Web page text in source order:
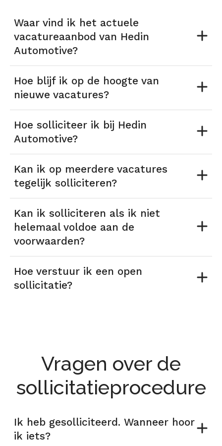
Waar vind ik het actuele
vacatureaanbod van Hedin
Automotive?
Hoe blijf ik op de hoogte van
nieuwe vacatures?
Hoe solliciteer ik bij Hedin
Automotive?
Kan ik op meerdere vacatures
tegelijk solliciteren?
Kan ik solliciteren als ik niet
helemaal voldoe aan de
voorwaarden?
Hoe verstuur ik een open
sollicitatie?
Vragen over de
sollicitatieprocedure
Ik heb gesolliciteerd. Wanneer hoor
ik iets?